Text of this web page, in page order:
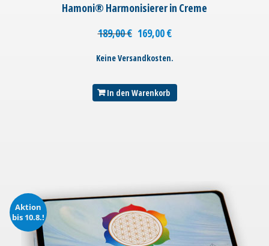
Hamoni® Harmonisierer in Creme
189,00€ 169,00€
Keine Versandkosten.
In den Warenkorb
Aktion
bis 10.8.!